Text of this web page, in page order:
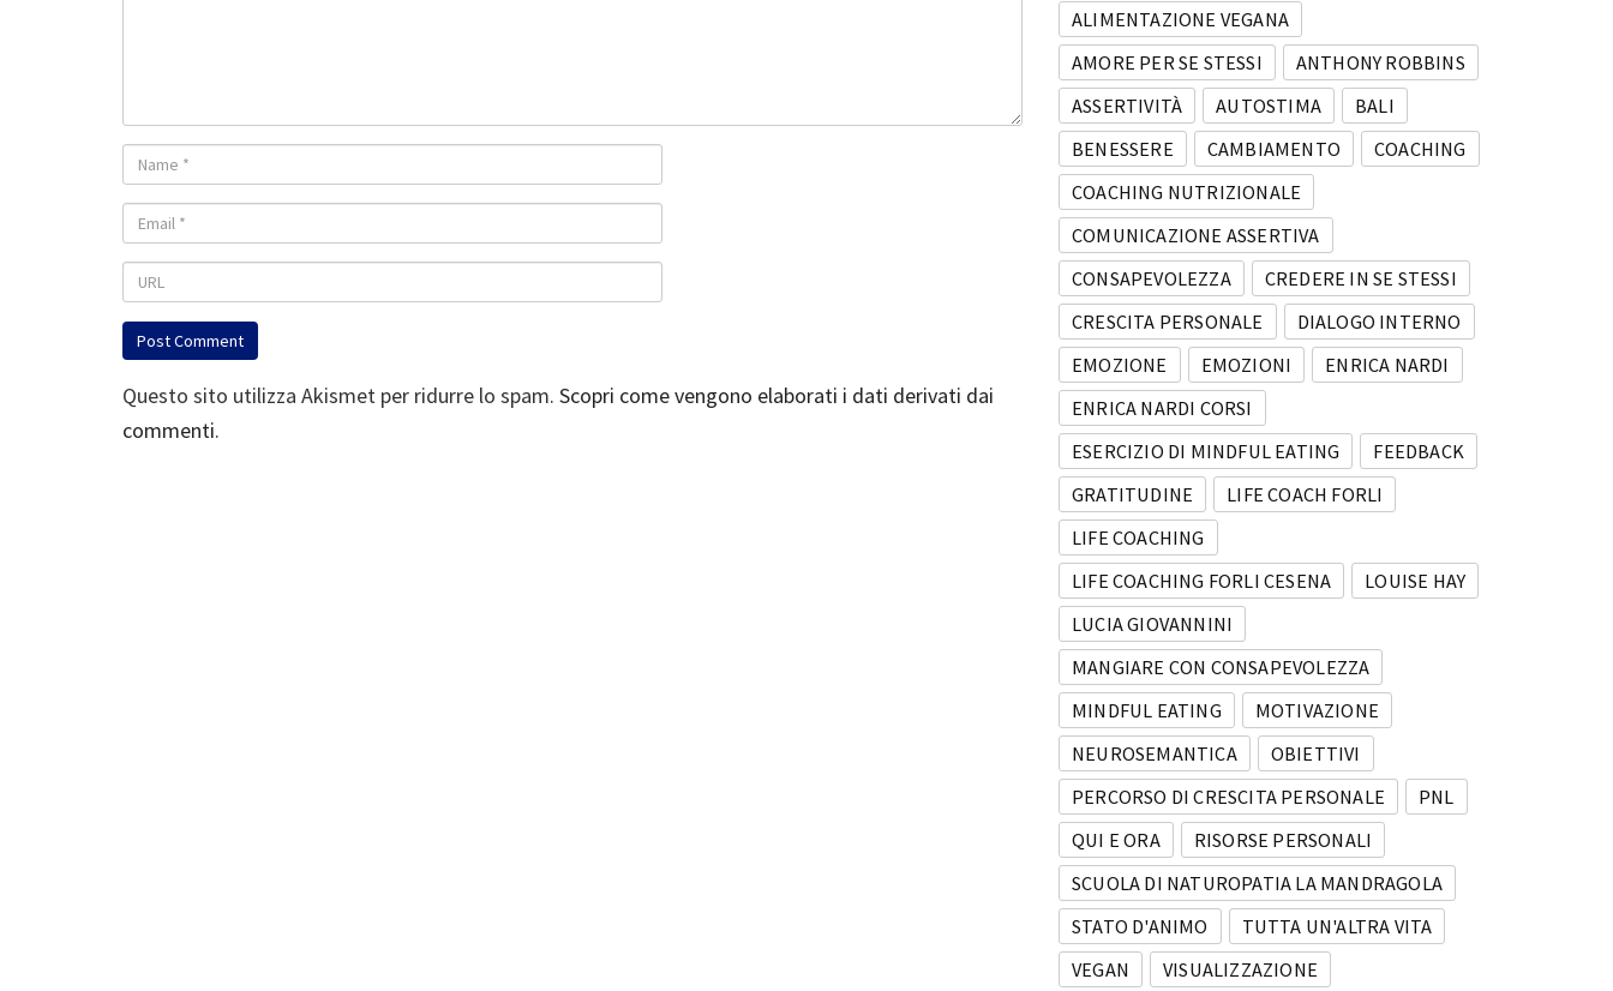
Questo sito utilizza Akismet per ridurre lo spam. Scopri come vengono elaborati i dati derivati dai
commenti.
ALIMENTAZIONE VEGANA
AMORE PER SE STESSI
ANTHONY ROBBINS
ASSERTIVITÀ
AUTOSTIMA
BALI
BENESSERE
CAMBIAMENTO
COACHING
COACHING NUTRIZIONALE
COMUNICAZIONE ASSERTIVA
CONSAPEVOLEZZA
CREDERE IN SE STESSI
CRESCITA PERSONALE
DIALOGO INTERNO
EMOZIONE
EMOZIONI
ENRICA NARDI
ENRICA NARDI CORSI
ESERCIZIO DI MINDFUL EATING
FEEDBACK
GRATITUDINE
LIFE COACH FORLI
LIFE COACHING
LIFE COACHING FORLI CESENA
LOUISE HAY
LUCIA GIOVANNINI
MANGIARE CON CONSAPEVOLEZZA
MINDFUL EATING
MOTIVAZIONE
NEUROSEMANTICA
OBIETTIVI
PERCORSO DI CRESCITA PERSONALE
PNL
QUI E ORA
RISORSE PERSONALI
SCUOLA DI NATUROPATIA LA MANDRAGOLA
STATO D'ANIMO
TUTTA UN'ALTRA VITA
VEGAN
VISUALIZZAZIONE